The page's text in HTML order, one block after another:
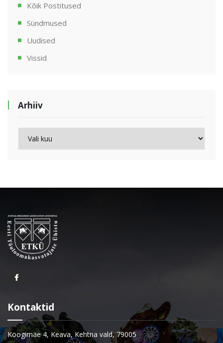
Kõik Postitused
Sündmused
Uudised
Vissid
Arhiiv
Kontaktid
Koogimäe 4, Keava, Kehtna vald, 79005